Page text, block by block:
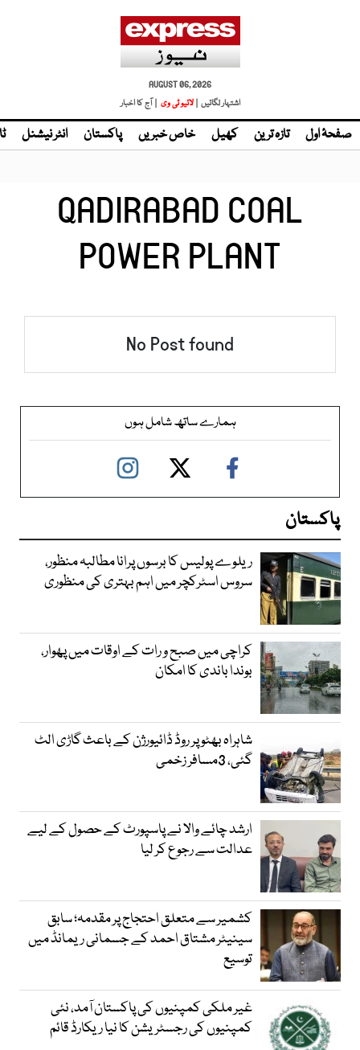
AUGUST 06, 2026
اشتہار لگائیں | لائیو ٹی وی | آج کا اخبار
صفحۂ اول تازہ ترین کھیل خاص خبریں پاکستان انٹر نیشنل
QADIRABAD COAL
POWER PLANT
No Post found
ہمارے ساتھ شامل ہوں
پاکستان
ریلوے پولیس کا برسوں پرانا مطالبہ منظور،
سروس اسٹرکچر میں اہم بہتری کی منظوری
کراچی میں صبح و رات کے اوقات میں پھوار،
بوندا باندی کا امکان
شاہراہ بھٹو پر روڈ ڈائیورژن کے باعث گاڑی الٹ
گئی، 3مسافر زخمی
ارشد چائے والا نے پاسپورٹ کے حصول کے لیے
عدالت سے رجوع کر لیا
کشمیر سے متعلق احتجاج پر مقدمہ؛ سابق
سینیٹر مشتاق احمد کے جسمانی ریمانڈ میں
توسیع
غیر ملکی کمپنیوں کی پاکستان آمد، نئی
کمپنیوں کی رجسٹریشن کا نیا ریکارڈ قائم